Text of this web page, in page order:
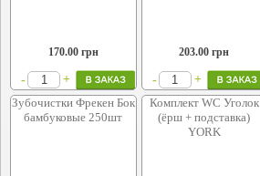
170.00грн
- +
203.00 грн
- +
Зубочистки Фрекен Бок
бамбуковые 250шт
Комплект WC Уголок
(ёрш + подставка)
YORK